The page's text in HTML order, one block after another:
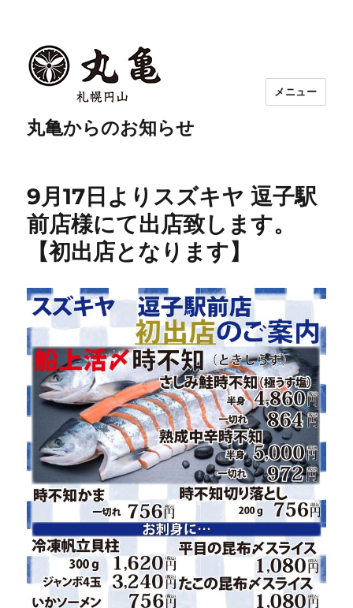
丸亀からのお知らせ
メニュー
9月17日よりスズキヤ 逗子駅
前店様にて出店致します。
【初出店となります】